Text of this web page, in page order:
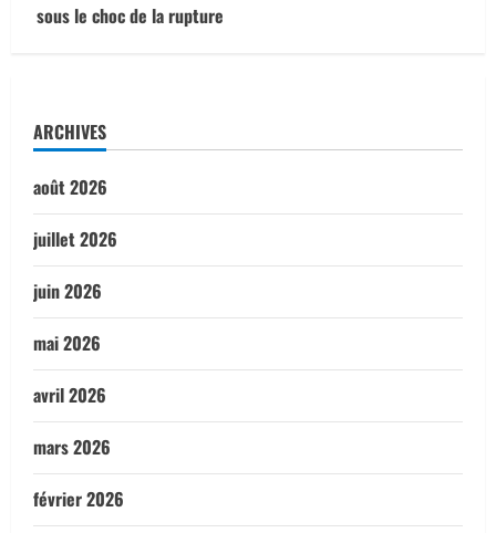
sous le choc de la rupture
ARCHIVES
août 2026
juillet 2026
juin 2026
mai 2026
avril 2026
mars 2026
février 2026